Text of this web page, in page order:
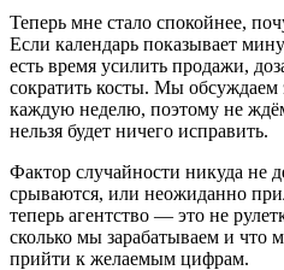
Теперь мне стало спокойнее,
Если календарь показывает
есть время усилить продажи,
сократить косты. Мы обсуждаем
каждую неделю, поэтому не
нельзя будет ничего исправить.
Фактор случайности никуда не
срываются, или неожиданно
теперь агентство — это не
сколько мы зарабатываем и что
прийти к желаемым цифрам.